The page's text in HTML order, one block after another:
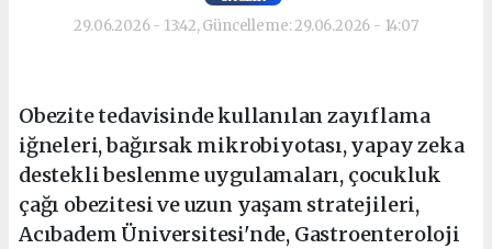
29.06.2026 - 13:42, Güncelleme: 29.06.2026 - 14:07
Obezite tedavisinde kullanılan zayıflama
iğneleri, bağırsak mikrobiyotası, yapay zeka
destekli beslenme uygulamaları, çocukluk
çağı obezitesi ve uzun yaşam stratejileri,
Acıbadem Üniversitesi'nde, Gastroenteroloji